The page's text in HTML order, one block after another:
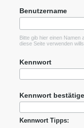
Benutzername
Bitte gib hier einen Namen
diese Seite verwenden
Kennwort
Kennwort
Kennwort Tipps: